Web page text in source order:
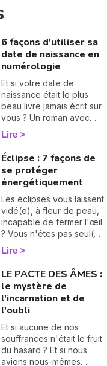
6 façons d'utiliser sa
date de naissance en
numérologie
Et si votre date de
naissance était le plus
beau livre jamais écrit sur
vous ? Un roman avec
ses chapitres, ses
rebondissements et
même quelques cartes
cachées dans la manche.
La numérologie vous aide
à en tourner les pages,
une à une. On vous
montre comment… 🔢
Lire
Éclipse : 7 façons de
se protéger
énergétiquement
Les éclipses vous laissent
vidé(e), à fleur de peau,
incapable de fermer l'œil
? Vous n'êtes pas seul(e),
et surtout : ça se traverse
en douceur. Voici 7
bienveillants pour vous
protéger
énergétiquement et
retrouver votre calme
intérieur. 🛡️🌒
Lire
LE PACTE DES ÂMES :
le mystère de
l'incarnation et de
l'oubli
Et si aucune de nos
souffrances n'était le fruit
du hasard ? Et si nous
avions nous-mêmes